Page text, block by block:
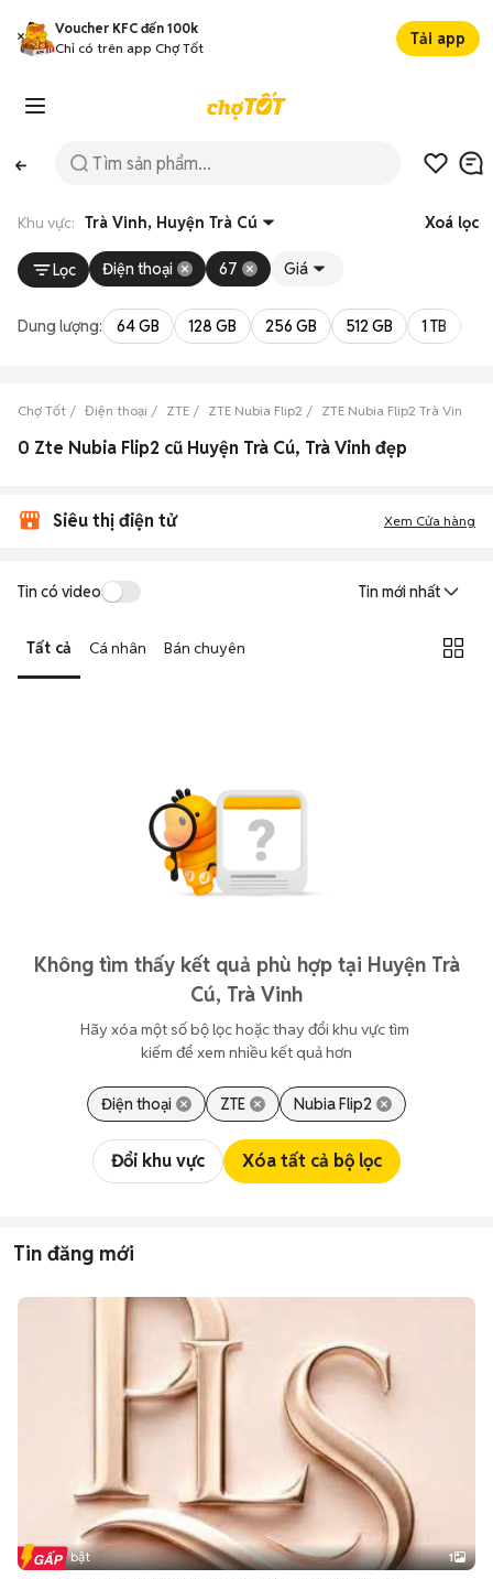
Voucher KFC đến 100k
Chỉ có trên app Chợ Tốt
Tải app
Khu vực: Trà Vinh, Huyện Trà Cú Xoá lọc
Lọc Điện thoại 67 Giá
Dung lượng: 64 GB 128 GB 256 GB 512 GB 1 TB
Chợ Tốt Điện thoại ZTE ZTE Nubia Flip2 ZTE Nubia Flip2 Trà Vinh
0 Zte Nubia Flip2 cũ Huyện Trà Cú, Trà Vinh đẹp
Siêu thị điện tử Xem Cửa hàng
Tin có video Tin mới nhất
Tất cả Cá nhân Bán chuyên
Không tìm thấy kết quả phù hợp tại Huyện Trà
Cú, Trà Vinh
Hãy xóa một số bộ lọc hoặc thay đổi khu vực tìm
kiếm để xem nhiều kết quả hơn
Điện thoại ZTE Nubia Flip2
Đổi khu vực Xóa tất cả bộ lọc
Tin đăng mới
Tin nổi bật 1